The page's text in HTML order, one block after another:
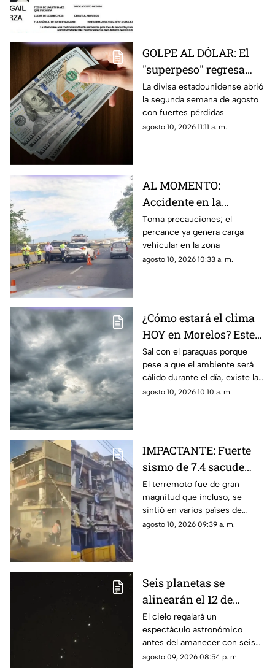
GOLPE AL DÓLAR: El
"superpeso" regresa
este inicio de semana;
estoy cuesta HOY 10 de
agosto
La divisa estadounidense abrió
la segunda semana de agosto
con fuertes pérdidas
agosto 10, 2026 11:11 a. m.
AL MOMENTO:
Accidente en la
Cuernavaca-Acapulco
provoca cierre parcial
HOY 10 de agosto
Toma precauciones; el
percance ya genera carga
vehicular en la zona
agosto 10, 2026 10:33 a. m.
¿Cómo estará el clima
HOY en Morelos? Este
es el pronóstico para el
10 de agosto
Sal con el paraguas porque
pese a que el ambiente será
cálido durante el día, existe la
probabilidad de lluvia en
agosto 10, 2026 10:10 a. m.
IMPACTANTE: Fuerte
sismo de 7.4 sacude
Colombia; este es el
saldo hasta el
momento
El terremoto fue de gran
magnitud que incluso, se
sintió en varios países de
Sudamérica
agosto 10, 2026 09:39 a. m.
Seis planetas se
alinearán el 12 de
agosto: así podrás
observar el fenómeno
desde Morelos
El cielo regalará un
espectáculo astronómico
antes del amanecer con seis
planetas visibles desde
agosto 09, 2026 08:54 p. m.